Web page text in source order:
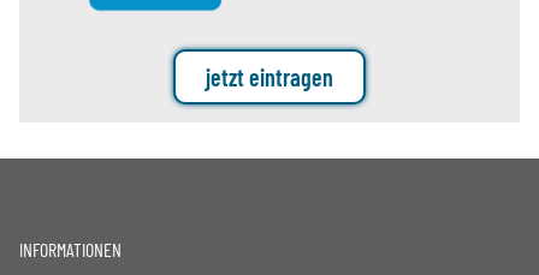
jetzt eintragen
INFORMATIONEN